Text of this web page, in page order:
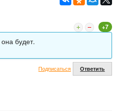
+7
будет.
Подписаться Ответить